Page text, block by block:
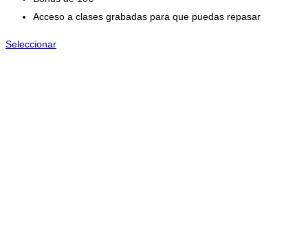
Acceso a clases grabadas para que puedas repasar
Seleccionar